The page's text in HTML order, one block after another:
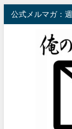
公式メルマガ：